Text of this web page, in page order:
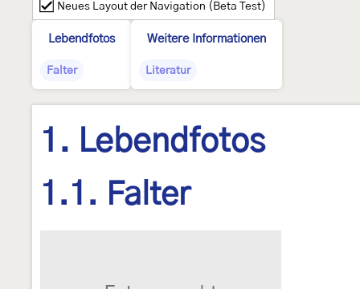
Neues Layout der Navigation (Beta Test)
Lebendfotos
Falter
Weitere Informationen
Literatur
1. Lebendfotos
1.1. Falter